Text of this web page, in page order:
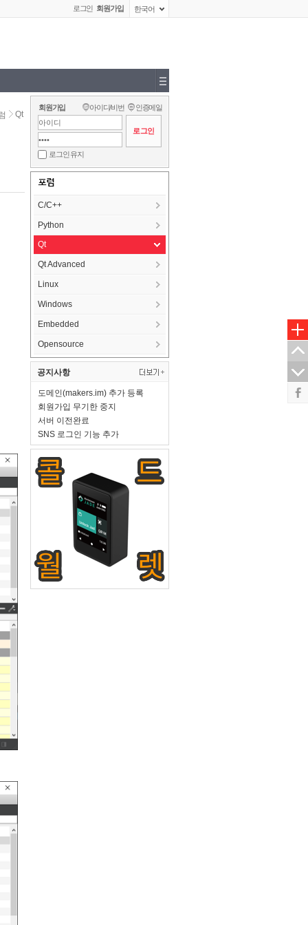
로그인 회원가입 한국어
Qt
회원가입 아이디/비번 인증메일
로그인 유지
포럼
C/C++
Python
Qt
Qt Advanced
Linux
Windows
Embedded
Opensource
공지사항
도메인(makers.im) 추가 등록
회원가입 무기한 중지
서버 이전완료
SNS 로그인 기능 추가